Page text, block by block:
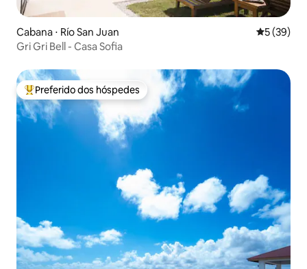
Cabana ⋅ Río San Juan 5 de uma
5 (39)
Gri Gri Bell - Casa Sofia
Entre os melhores preferidos dos hóspedes
Preferido dos hóspedes